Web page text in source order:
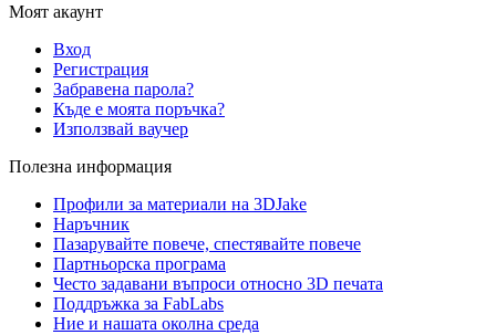
Моят акаунт
Вход
Регистрация
Забравена парола?
Къде е моята поръчка?
Използвай ваучер
Полезна информация
Профили за материали на 3DJake
Наръчник
Пазарувайте повече, спестявайте повече
Партньорска програма
Често задавани въпроси относно 3D печата
Поддръжка за FabLabs
Ние и нашата околна среда